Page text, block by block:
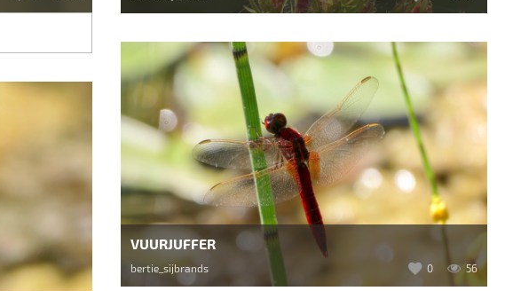
VUURJUFFER
bertie_sijbrands 0 56